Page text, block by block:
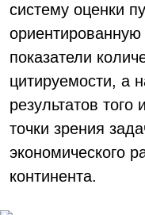
систему оценки
показатели
цитируемости, а
результатов
точки зрения
экономического
континента.